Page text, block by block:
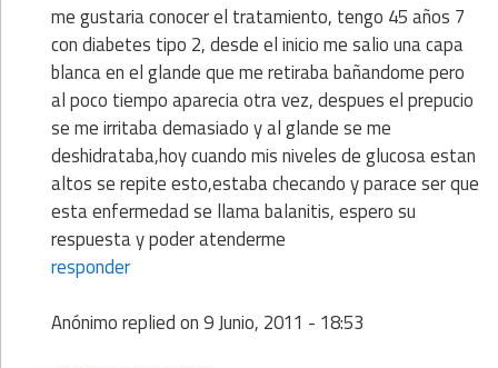
me gustaria conocer el tratamiento, tengo 45 años 7
con diabetes tipo 2, desde el inicio me salio una capa
blanca en el glande que me retiraba bañandome pero
al poco tiempo aparecia otra vez, despues el prepucio
se me irritaba demasiado y al glande se me
deshidrataba,hoy cuando mis niveles de glucosa estan
altos se repite esto,estaba checando y parace ser que
esta enfermedad se llama balanitis, espero su
respuesta y poder atenderme
responder
Anónimoreplied on9 Junio, 2011 - 18:53